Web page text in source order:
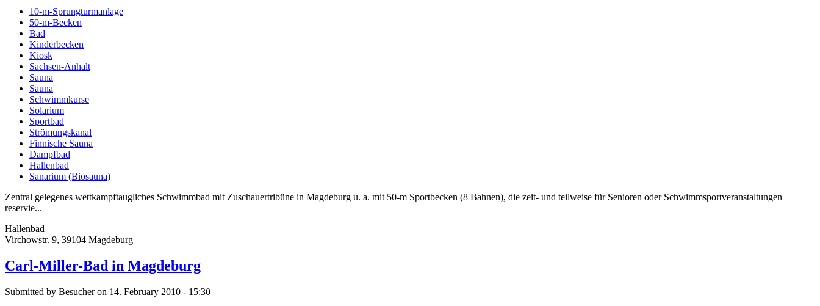
10-m-Sprungturmanlage
50-m-Becken
Bad
Kinderbecken
Kiosk
Sachsen-Anhalt
Sauna
Sauna
Schwimmkurse
Solarium
Sportbad
Strömungskanal
Finnische Sauna
Dampfbad
Hallenbad
Sanarium (Biosauna)
Zentral gelegenes wettkampftaugliches Schwimmbad mit Zuschauertribüne in Magdeburg u. a. mit 50-m Sportbecken (8 Bahnen), die zeit- und teilweise für Senioren oder Schwimmsportveranstaltungen
reservie...
Hallenbad
Virchowstr. 9, 39104 Magdeburg
Carl-Miller-Bad in Magdeburg
Submitted by Besucher on 14. February 2010 - 15:30